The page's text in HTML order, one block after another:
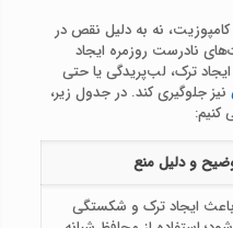
نه به دلیل نقص در
نادرست روزمره ایجاد
ترک، لب‌پریدگی یا حتی
نیز جلوگیری کند. در جدول زیر،
و دلیل منع
ایجاد ترک و شکستگی